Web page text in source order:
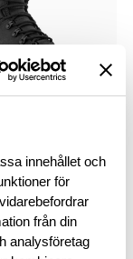
innehållet och
för
från din
analysföretag
Biom Xpedition W
kr